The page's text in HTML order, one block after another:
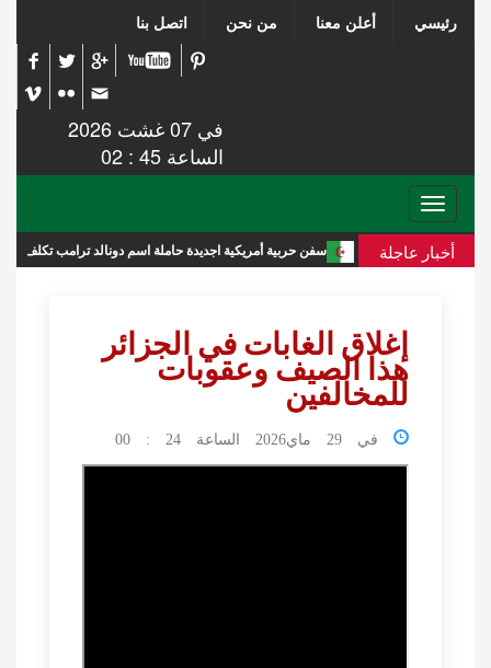
رئيسي أعلن معنا من نحن اتصل بنا
في 07 غشت 2026
الساعة 45 : 02
Toggle
navigation
أخبار عاجلة سفن حربية أمريكية اجديدة حاملة اسم دونالد ترامب تكلف الميزانية 275 مليار دولار
إغلاق الغابات في الجزائر
هذا الصيف وعقوبات
للمخالفين
في 29 ماي2026 الساعة 24 : 00